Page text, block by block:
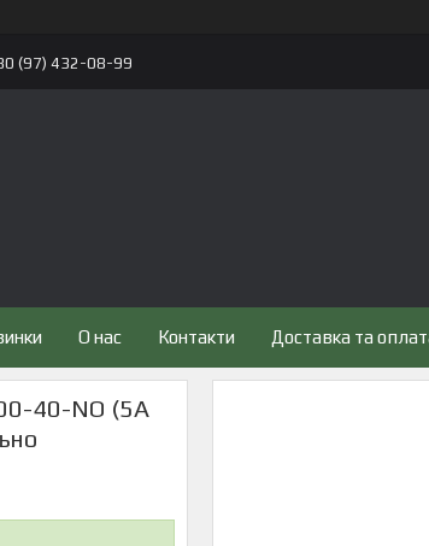
(97) 432-08-99
О нас Контакти Доставка та
40-NO (5A